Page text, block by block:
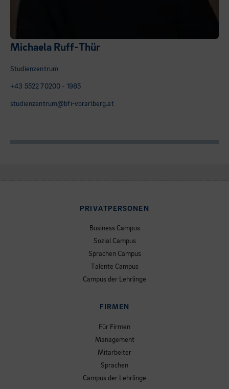
Michaela Ruff-Thür
Studienzentrum
+43 5522 70200 - 1985
studienzentrum@bfi-vorarlberg.at
PRIVATPERSONEN
Business Campus
Sozial Campus
Sprachen Campus
Talente Campus
Campus der Lehrlinge
FIRMEN
Für Firmen
Management
Mitarbeiter
Sprachen
Campus der Lehrlinge